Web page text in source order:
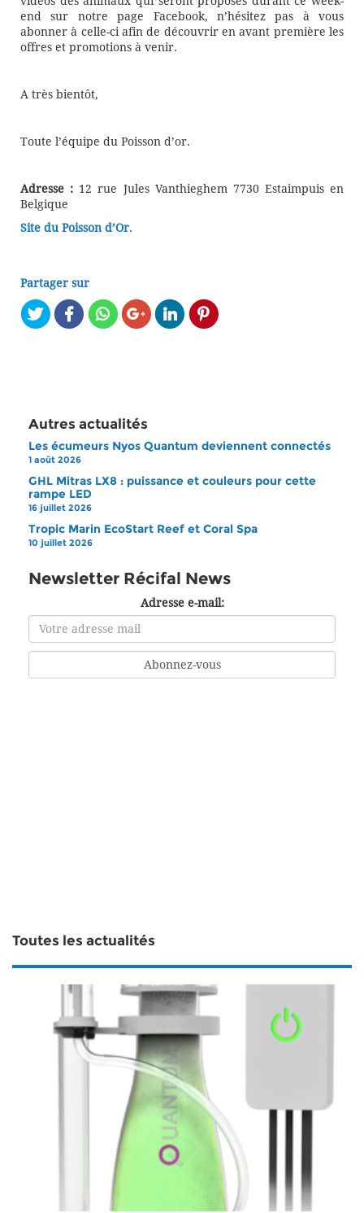
end sur notre page Facebook, n’hésitez pas à vous
abonner à celle-ci afin de découvrir en avant première les
offres et promotions à venir.
A très bientôt,
Toute l’équipe du Poisson d’or.
Adresse : 12 rue Jules Vanthieghem 7730 Estaimpuis en
Belgique
Site du Poisson d’Or.
Partager sur
Autres actualités
Les écumeurs Nyos Quantum deviennent connectés
1 août 2026
GHL Mitras LX8 : puissance et couleurs pour cette
rampe LED
16 juillet 2026
Tropic Marin EcoStart Reef et Coral Spa
10 juillet 2026
Newsletter Récifal News
Adresse e-mail:
Toutes les actualités